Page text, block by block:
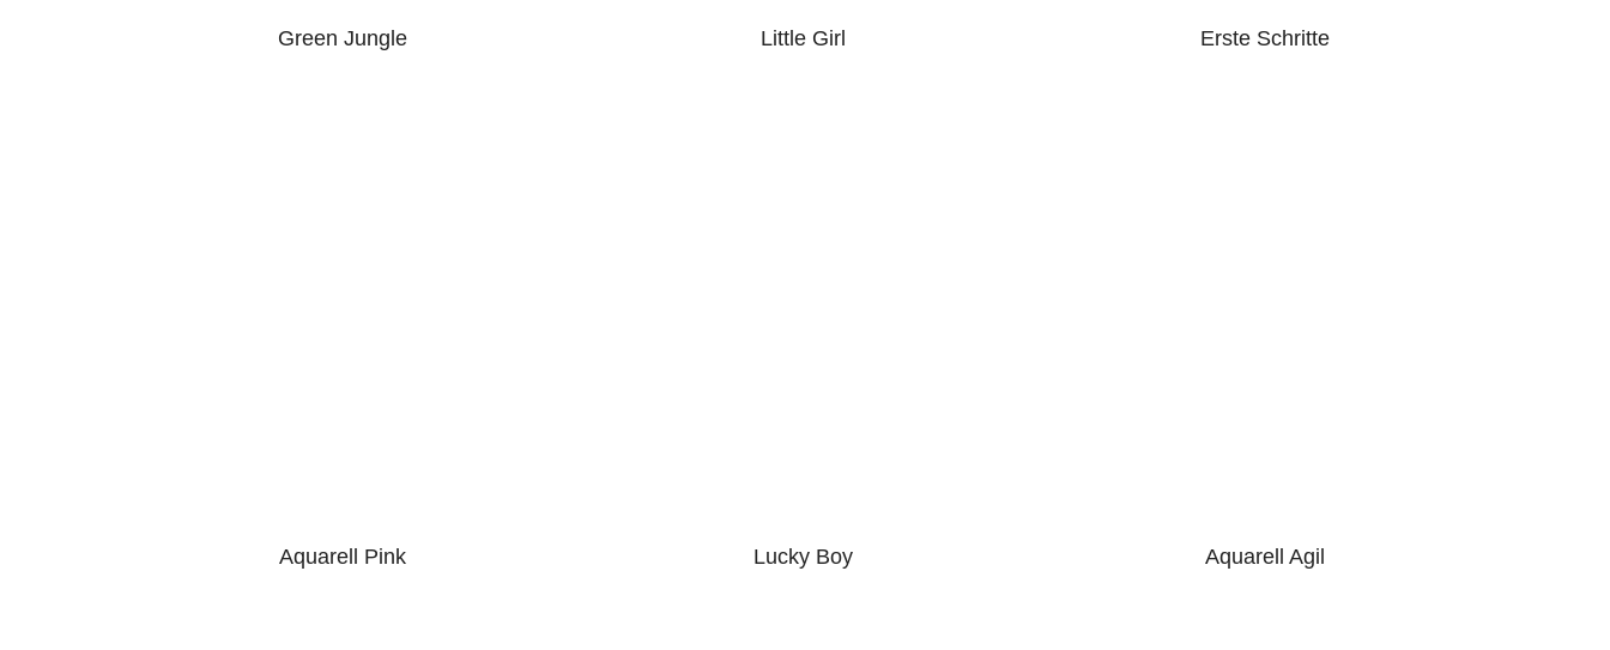
5.00
Green Jungle Little Girl Erste Schritte
Aquarell Pink Lucky Boy Aquarell Agil